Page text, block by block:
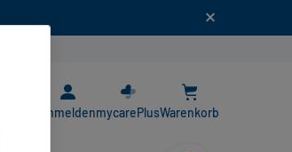
AnmeldenmycarePlusWarenkorb